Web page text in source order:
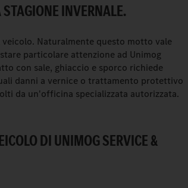
INVERNALE.
Naturalmente questo motto vale
particolare attenzione ad Unimog
con sale, ghiaccio e sporco richiede
danni a vernice o trattamento protettivo
da un'officina specializzata autorizzata.
DI UNIMOG SERVICE &